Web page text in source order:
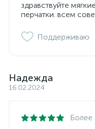
здравствуйте
перчатки. всем
Поддерживаю
Надежда
16.02.2024
Более